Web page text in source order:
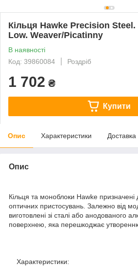
Кільця Hawke Precision
Low. Weaver/Picatinny
В наявності
Код: 39860084
Роздріб
1 702 ₴
Купити
Опис Характеристики Доставка
Опис
Кільця та моноблоки Hawke призначені
оптичних пристосувань. Залежно від
виготовлені зі сталі або анодованого
поверхнею, яка перешкоджає
Характеристики: